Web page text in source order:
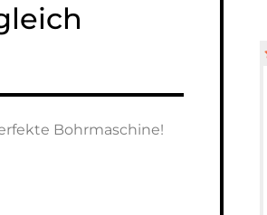
Bohrmaschine!